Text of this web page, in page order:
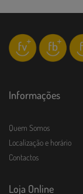
Informações
Quem Somos
Localização e horário
Contactos
Loja Online